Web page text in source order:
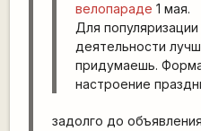
велопараде 1 мая.
Для
деятельности
придумаешь.
настроение
задолго до